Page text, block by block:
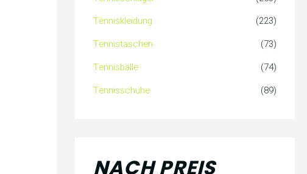
c
h
:
Tenniskleidung
(223)
Tennistaschen
(73)
Tennisbälle
(74)
Tennisschuhe
(89)
NACH PREIS